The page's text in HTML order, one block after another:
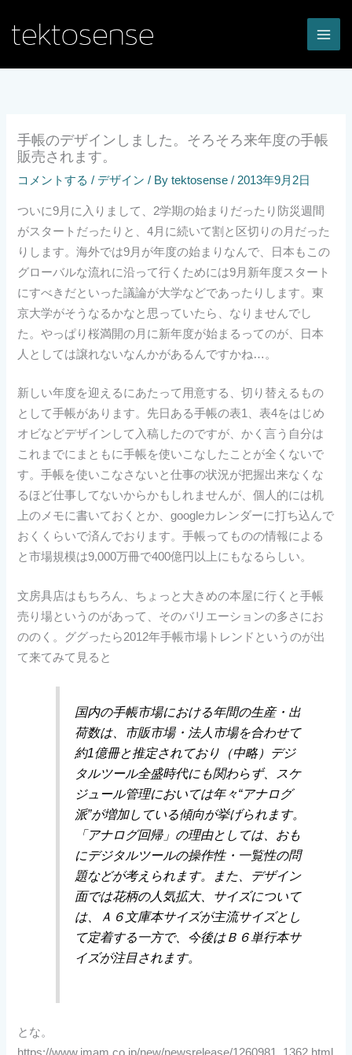
ス
手帳のデザインしました。そろそろ来年度の手帳
販売されます。
コメントする / デザイン / Bytektosense/2013年9月2日
ついに9月に入りまして、2学期の始まりだったり防災週間
がスタートだったりと、4月に続いて割と区切りの月だった
りします。海外では9月が年度の始まりなんで、日本もこの
グローバルな流れに沿って行くためには9月新年度スタート
にすべきだといった議論が大学などであったりします。東
京大学がそうなるかなと思っていたら、なりませんでし
た。やっぱり桜満開の月に新年度が始まるってのが、日本
人としては譲れないなんかがあるんですかね…。
新しい年度を迎えるにあたって用意する、切り替えるもの
として手帳があります。先日ある手帳の表1、表4をはじめ
オビなどデザインして入稿したのですが、かく言う自分は
これまでにまともに手帳を使いこなしたことが全くないで
す。手帳を使いこなさないと仕事の状況が把握出来なくな
るほど仕事してないからかもしれませんが、個人的には机
上のメモに書いておくとか、googleカレンダーに打ち込んで
おくくらいで済んでおります。手帳ってものの情報による
と市場規模は9,000万冊で400億円以上にもなるらしい。
文房具店はもちろん、ちょっと大きめの本屋に行くと手帳
売り場というのがあって、そのバリエーションの多さにお
ののく。ググったら2012年手帳市場トレンドというのが出
て来てみて見ると
国内の手帳市場における年間の生産・出
荷数は、市販市場・法人市場を合わせて
約1億冊と推定されており（中略）デジ
タルツール全盛時代にも関わらず、スケ
ジュール管理においては年々“アナログ
派”が増加している傾向が挙げられます。
「アナログ回帰」の理由としては、おも
にデジタルツールの操作性・一覧性の問
題などが考えられます。また、デザイン
面では花柄の人気拡大、サイズについて
は、Ａ６文庫本サイズが主流サイズとし
て定着する一方で、今後はＢ６単行本サ
イズが注目されます。
とな。